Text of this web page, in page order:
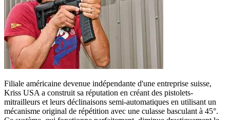
Filiale américaine devenue indépendante d'une entreprise suisse,
Kriss USA a construit sa réputation en créant des pistolets-
mitrailleurs et leurs déclinaisons semi-automatiques en utilisant un
mécanisme original de répétition avec une culasse basculant à 45°.